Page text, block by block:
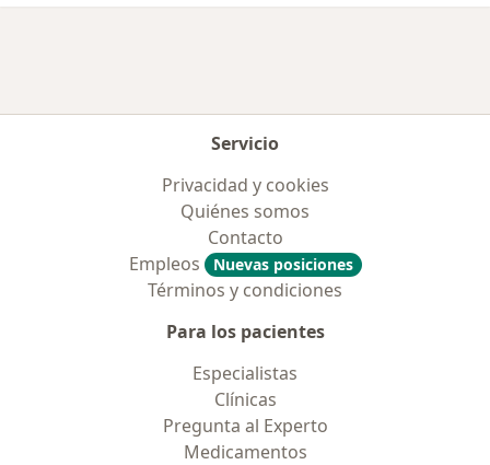
Servicio
Privacidad y cookies
Quiénes somos
Contacto
Empleos
Nuevas posiciones
Términos y condiciones
Para los pacientes
Especialistas
Clínicas
Pregunta al Experto
Medicamentos